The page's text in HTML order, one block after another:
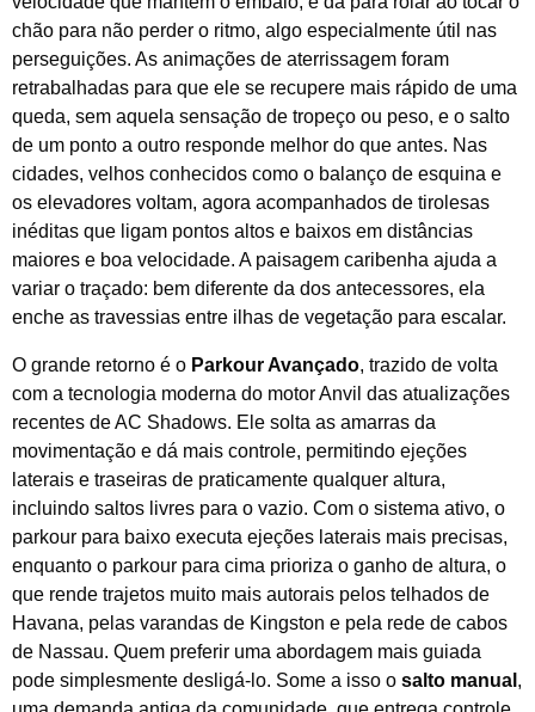
chão para não perder o ritmo, algo especialmente útil nas
perseguições. As animações de aterrissagem foram
retrabalhadas para que ele se recupere mais rápido de uma
queda, sem aquela sensação de tropeço ou peso, e o salto
de um ponto a outro responde melhor do que antes. Nas
cidades, velhos conhecidos como o balanço de esquina e
os elevadores voltam, agora acompanhados de tirolesas
inéditas que ligam pontos altos e baixos em distâncias
maiores e boa velocidade. A paisagem caribenha ajuda a
variar o traçado: bem diferente da dos antecessores, ela
enche as travessias entre ilhas de vegetação para escalar.
O grande retorno é o Parkour Avançado, trazido de volta
com a tecnologia moderna do motor Anvil das atualizações
recentes de AC Shadows. Ele solta as amarras da
movimentação e dá mais controle, permitindo ejeções
laterais e traseiras de praticamente qualquer altura,
incluindo saltos livres para o vazio. Com o sistema ativo, o
parkour para baixo executa ejeções laterais mais precisas,
enquanto o parkour para cima prioriza o ganho de altura, o
que rende trajetos muito mais autorais pelos telhados de
Havana, pelas varandas de Kingston e pela rede de cabos
de Nassau. Quem preferir uma abordagem mais guiada
pode simplesmente desligá-lo. Some a isso o salto manual ,